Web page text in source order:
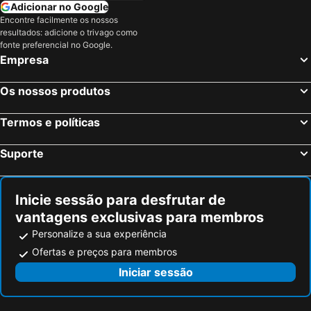
Cavos Beach House
Kalamaki, Ilhas Jônicas ou Jónicas Hotéis
Alikanas, Ilhas Jônicas ou Jónicas Hotéis
Atenas, Ática Hotéis
Mykonos-Town, Sul do Mar Egeu Hotéis
Ixia, Sul do Mar Egeu Hotéis
Chersonissos, Creta Hotéis
Imerovigli, Sul do Mar Egeu Hotéis
Adicionar no Google
Encontre facilmente os nossos
resultados: adicione o trivago como
fonte preferencial no Google.
Empresa
Os nossos produtos
Termos e políticas
Suporte
Inicie sessão para desfrutar de
vantagens exclusivas para membros
Personalize a sua experiência
Ofertas e preços para membros
Iniciar sessão